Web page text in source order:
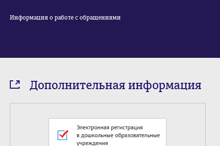
Информация о работе с обращениями
Дополнительная информация